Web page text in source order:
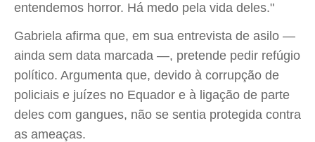
entendemos horror. Há medo pela vida deles."
Gabriela afirma que, em sua entrevista de asilo —
ainda sem data marcada —, pretende pedir refúgio
político. Argumenta que, devido à corrupção de
policiais e juízes no Equador e à ligação de parte
deles com gangues, não se sentia protegida contra
as ameaças.